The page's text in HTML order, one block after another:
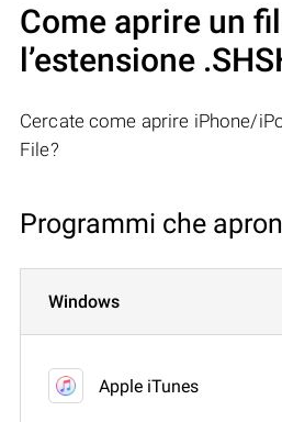
Come aprire un
l’estensione
Cercate come aprire iPhone/
File?
Programmi che
Windows
Apple iTunes